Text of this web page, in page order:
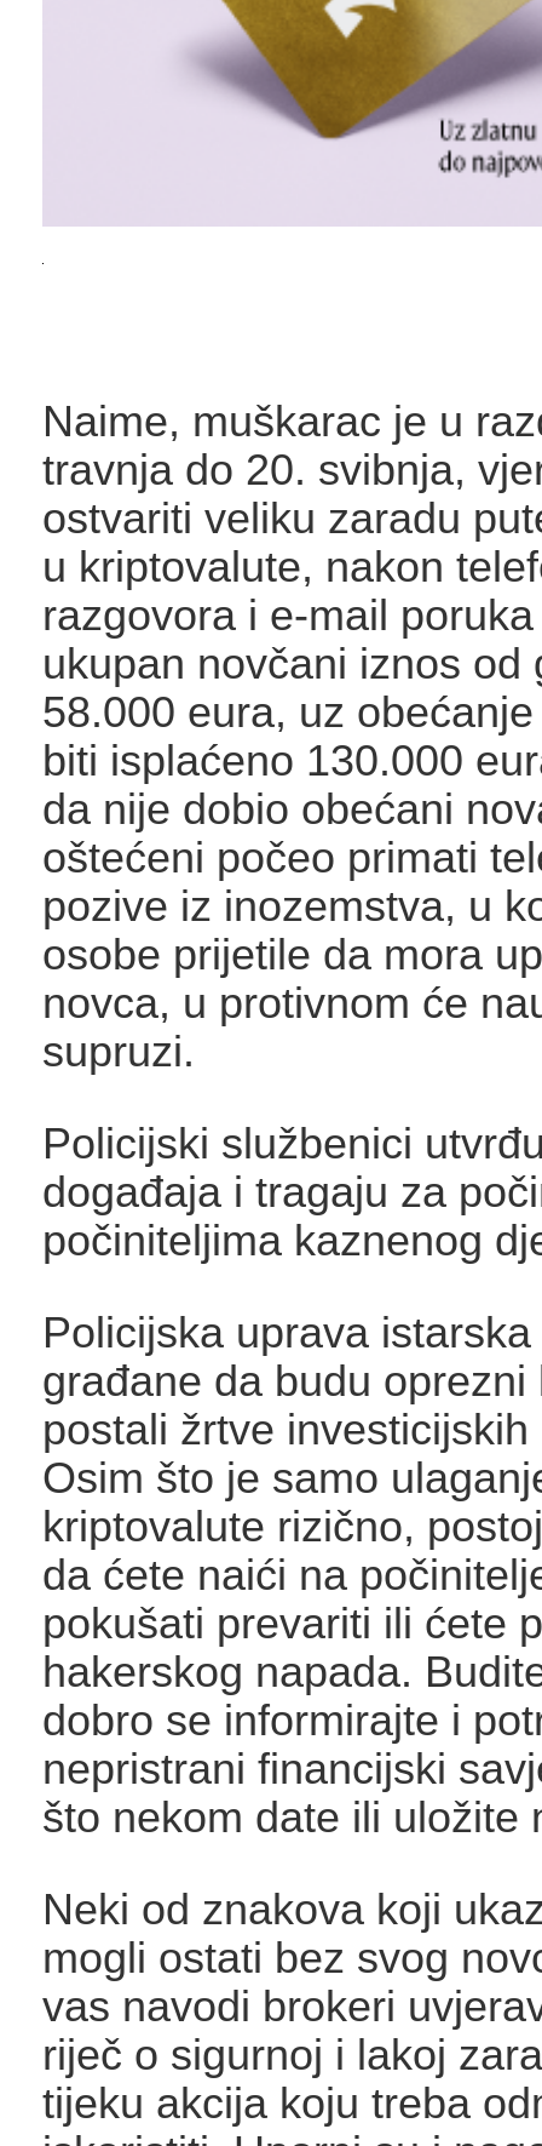
Naime, muškarac je u
travnja do 20. svibnja,
ostvariti veliku zaradu
u kriptovalute, nakon
razgovora i e-mail
ukupan novčani iznos od
58.000 eura, uz
biti isplaćeno 130.000
da nije dobio obećani
oštećeni počeo primati
pozive iz inozemstva, u
osobe prijetile da mora
novca, u protivnom će
supruzi.
Policijski službenici
događaja i tragaju za
počiniteljima kaznenog
Policijska uprava
građane da budu oprezni
postali žrtve
Osim što je samo
kriptovalute rizično,
da ćete naići na
pokušati prevariti ili ćete
hakerskog napada.
dobro se informirajte i
nepristrani financijski
što nekom date ili uložite
Neki od znakova koji
mogli ostati bez svog
vas navodi brokeri
riječ o sigurnoj i lakoj
tijeku akcija koju treba